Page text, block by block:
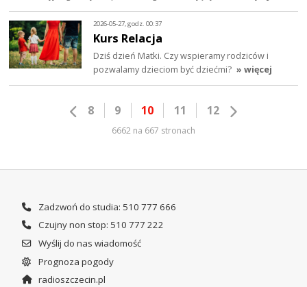
2026-05-27, godz. 00:37
Kurs Relacja
Dziś dzień Matki. Czy wspieramy rodziców i
pozwalamy dzieciom być dziećmi? » więcej
8 9 10 11 12
6662 na 667 stronach
Zadzwoń do studia: 510 777 666
Czujny non stop: 510 777 222
Wyślij do nas wiadomość
Prognoza pogody
radioszczecin.pl